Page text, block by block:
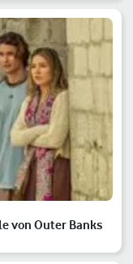
von Outer Banks